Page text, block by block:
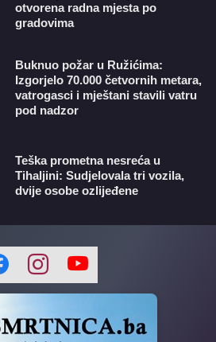
otvorena radna mjesta po
gradovima
Buknuo požar u Ružićima:
Izgorjelo 70.000 četvornih metara,
vatrogasci i mještani stavili vatru
pod nadzor
Teška prometna nesreća u
Tihaljini: Sudjelovala tri vozila,
dvije osobe ozlijeđene